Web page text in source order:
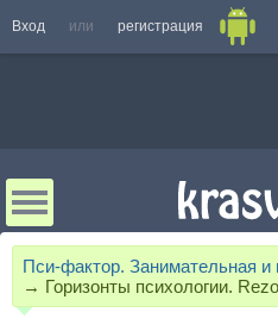
Вход или регистрация
Пси-фактор. Занимательная и
→ Горизонты психологии.